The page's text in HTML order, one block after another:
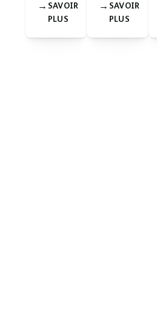
SAVOIR
PLUS
SAVOIR
PLUS